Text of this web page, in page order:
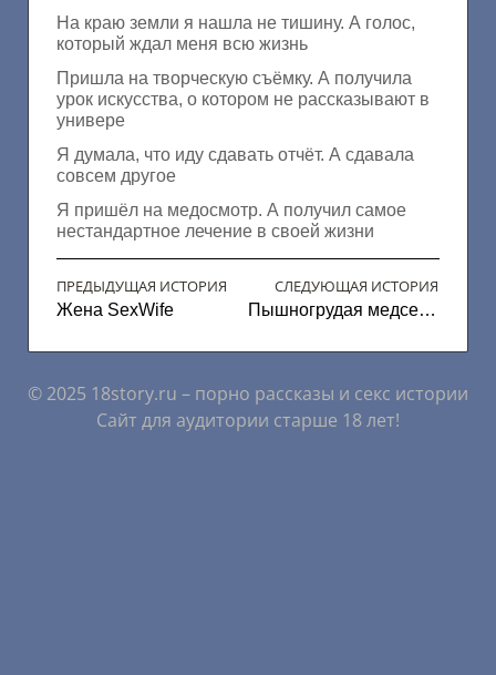
На краю земли я нашла не тишину. А голос,
который ждал меня всю жизнь
Пришла на творческую съёмку. А получила
урок искусства, о котором не рассказывают в
универе
Я думала, что иду сдавать отчёт. А сдавала
совсем другое
Я пришёл на медосмотр. А получил самое
нестандартное лечение в своей жизни
ПРЕДЫДУЩАЯ ИСТОРИЯ
Жена SexWife
СЛЕДУЮЩАЯ ИСТОРИЯ
Пышногрудая медсестра
© 2025 18story.ru – порно рассказы и секс истории
Сайт для аудитории старше 18 лет!